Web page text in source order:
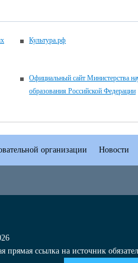
Культура.рф
Официальный сайт Министерства
образования Российской Федерации
организации Новости
прямая ссылка на источник